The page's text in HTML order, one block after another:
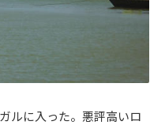
ルに入った。悪評高いロ